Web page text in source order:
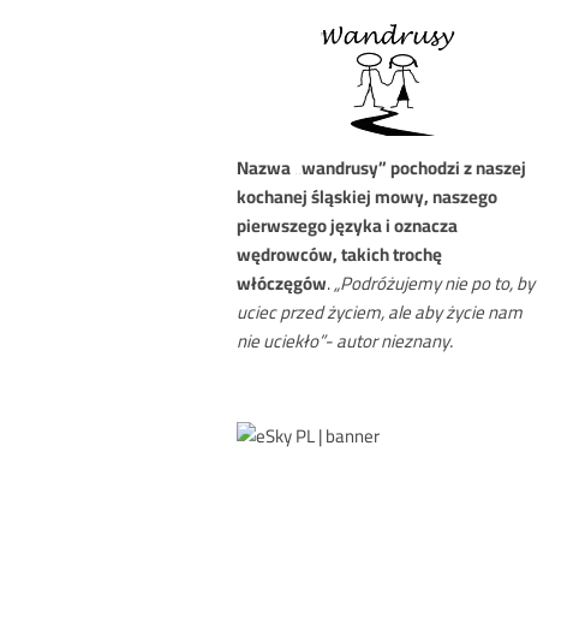
Nazwa„wandrusy” pochodzi z naszej
kochanej śląskiej mowy, naszego
pierwszego języka i oznacza
wędrowców, takich trochę
włóczęgów.„Podróżujemy nie po to, by
uciec przed życiem, ale aby życie nam
nie uciekło”- autor nieznany.